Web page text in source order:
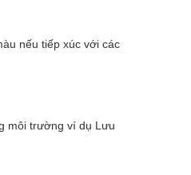
nếu tiếp xúc với các
môi trường ví dụ Lưu